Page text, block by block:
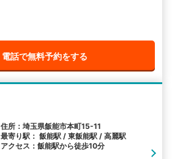
電話で無料予約をする
住所：埼玉県飯能市本町15-11
最寄り駅： 飯能駅 / 東飯能駅 / 高麗駅
アクセス：飯能駅から徒歩10分